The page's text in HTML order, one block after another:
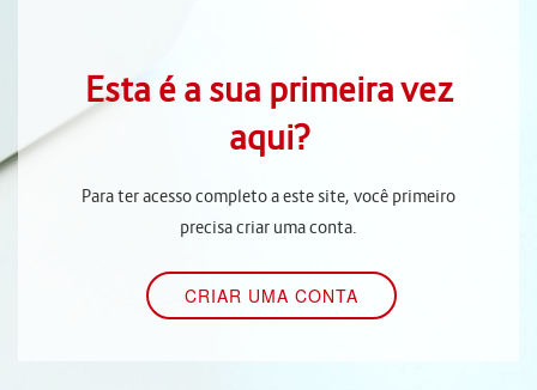
Esta é a sua primeira vez
aqui?
Para ter acesso completo a este site, você primeiro
precisa criar uma conta.